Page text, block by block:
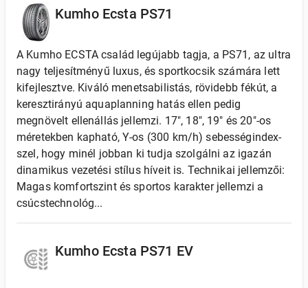
Kumho Ecsta PS71
A Kumho ECSTA család legújabb tagja, a PS71, az ultra
nagy teljesítményű luxus, és sportkocsik számára lett
kifejlesztve. Kiváló menetsabilistás, rövidebb fékút, a
keresztirányú aquaplanning hatás ellen pedig
megnövelt ellenállás jellemzi. 17", 18", 19" és 20"-os
méretekben kapható, Y-os (300 km/h) sebességindex-
szel, hogy minél jobban ki tudja szolgálni az igazán
dinamikus vezetési stílus híveit is. Technikai jellemzői:
Magas komfortszint és sportos karakter jellemzi a
csúcstechnológ...
Kumho Ecsta PS71 EV